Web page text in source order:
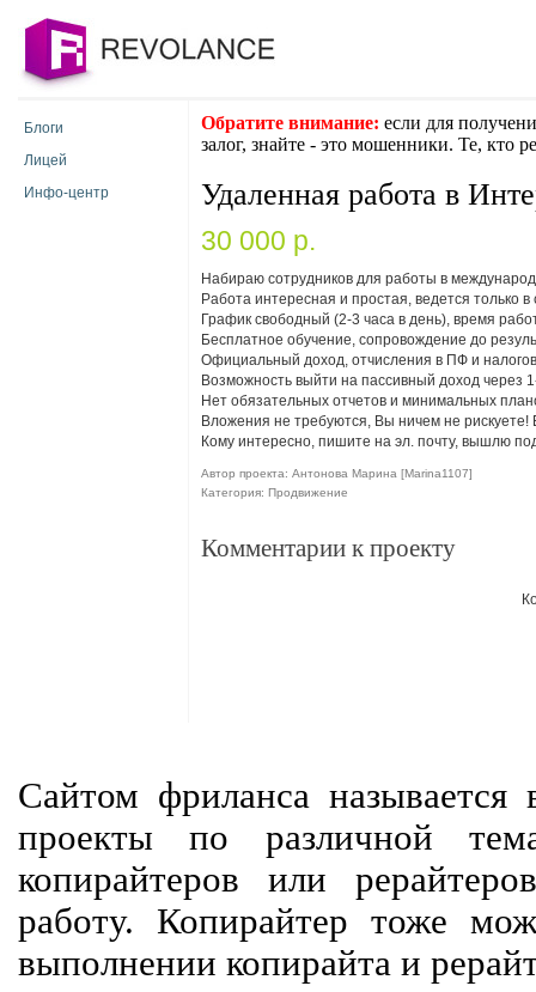
Блоги
Лицей
Инфо-центр
Обратите внимание: если для
залог, знайте - это мошенники. Те, кто
Удаленная работа в
30 000 p.
Набираю сотрудников для работы в
Работа интересная и простая, ведется
График свободный (2-3 часа в день), время
Бесплатное обучение, сопровождение до
Официальный доход, отчисления в ПФ и
Возможность выйти на пассивный доход через
Нет обязательных отчетов и минимальных
Вложения не требуются, Вы ничем не
Кому интересно, пишите на эл. почту, вышлю
Автор проекта: Антонова Марина [Marina1107]
Категория: Продвижение
Комментарии к проекту
Сайтом фриланса называется
проекты по различной
копирайтеров или
работу. Копирайтер тоже
выполнении копирайта и